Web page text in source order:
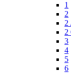
1
2
2
2
3
4
5
6